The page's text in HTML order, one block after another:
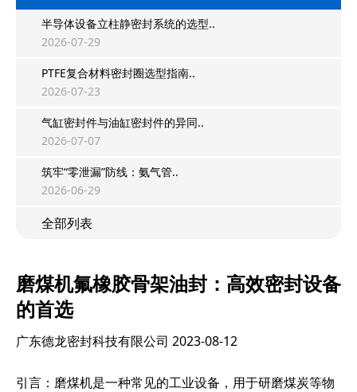
半导体设备立柱静密封系统的选型..
2026-07-29
PTFE复合材料密封圈选型指南..
2026-07-23
气缸密封件与油缸密封件的异同..
2026-07-07
筑牢“零泄漏”防线：氨气管..
2026-06-29
全部列表
磨煤机氟橡胶骨架油封：高效密封设备
的首选
广东德龙密封科技有限公司 2023-08-12
引言：磨煤机是一种常见的工业设备，用于研磨煤炭等物